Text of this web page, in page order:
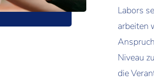
Labors
arbeiten
Niveau
die